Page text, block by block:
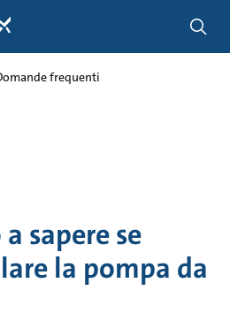
frequenti
sapere se
la pompa da